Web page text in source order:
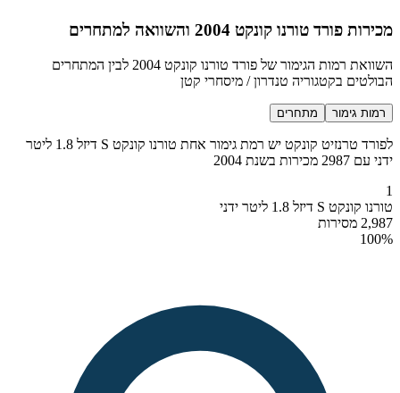
מכירות פורד טורנו קונקט 2004 והשוואה למתחרים
השוואת רמות הגימור של פורד טורנו קונקט 2004 לבין המתחרים
הבולטים בקטגוריה טנדרון / מיסחרי קטן
רמות גימור מתחרים
לפורד טרנזיט קונקט יש רמת גימור אחת טורנו קונקט S דיזל 1.8 ליטר
ידני עם 2987 מכירות בשנת 2004
1
טורנו קונקט S דיזל 1.8 ליטר ידני
2,987 מסירות
100%